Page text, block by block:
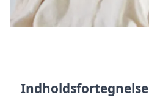
Indholdsfortegnelse